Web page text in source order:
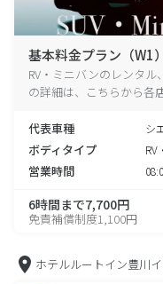
基本料金プラン（W1）
RV・ミニバンのレンタ
の詳細は、こちらから各
代表車種 シ
ボディタイプ RV
営業時間
6時間まで7,700円
免責補償制度1,100円
ホテルルートイン豊川